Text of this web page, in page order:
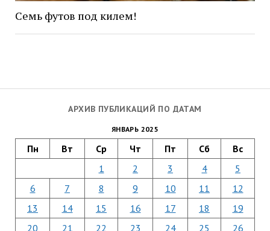
АРХИВ ПУБЛИКАЦИЙ ПО ДАТАМ
ЯНВАРЬ 2025
Пн Вт Ср Чт Пт Сб Вс
1 2 3 4
5
6
7 8 9 10 11
12
13
14 15 16 17 18
19
20
21 22 23 24 25
26
Семь футов под килем!